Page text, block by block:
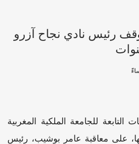
رئيس نادي نجاح آزرو
التابعة للجامعة الملكية المغربية
على معاقبة عامر بوشيب، رئيس